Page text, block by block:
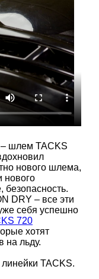
– шлем TACKS
нового шлема,
нового
безопасность.
DRY – все эти
себя успешно
720
хотят
на льду.
TACKS.